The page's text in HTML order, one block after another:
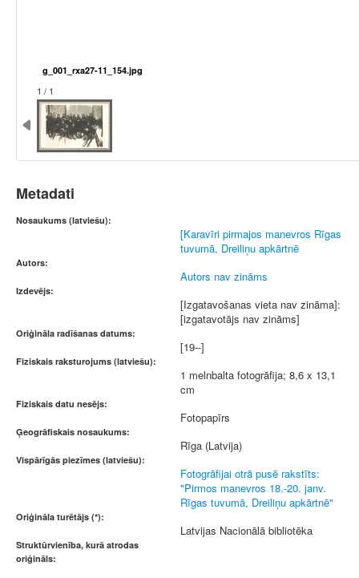
g_001_rxa27-11_154.jpg
1 / 1
Metadati
Nosaukums (latviešu):
[Karavīri pirmajos manevros Rīgas
tuvumā, Dreiliņu apkārtnē
Autors:
Autors nav zināms
Izdevējs:
[Izgatavošanas vieta nav zināma]:
[izgatavotājs nav zināms]
Oriģināla radīšanas datums:
[19--]
Fiziskais raksturojums (latviešu):
1 melnbalta fotogrāfija; 8,6 x 13,1
cm
Fiziskais datu nesējs:
Fotopapīrs
Ģeogrāfiskais nosaukums:
Rīga (Latvija)
Vispārīgās piezīmes (latviešu):
Fotogrāfijai otrā pusē rakstīts:
"Pirmos manevros 18.-20. janv.
Rīgas tuvumā, Dreiliņu apkārtnē"
Oriģināla turētājs (*):
Latvijas Nacionālā bibliotēka
Struktūrvienība, kurā atrodas
oriģināls: